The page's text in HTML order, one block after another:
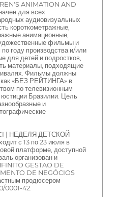
ANIMATION AND
для всех
аудиовизуальных
короткометражные,
анимационные,
фильмы и
году производства и/или
для детей и подростков,
материалы, подходящие
Фильмы должны
«БЕЗ РЕЙТИНГА» в
по телевизионным
Бразилии. Цель
и
| НЕДЕЛЯ ДЕТСКОЙ
с 13 по 23 июля в
платформе, доступной
организован и
GESTAO DE
DE NEGÓCIOS
продюсером
0001-42.